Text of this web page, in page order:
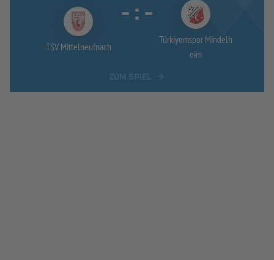
TSV Mittelneufnach
- : -
Türkiyemspor Mindelh
eim